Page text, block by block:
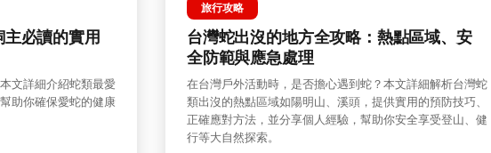
必讀的實用
文詳細介紹蛇類最愛
助你確保愛蛇的健康
旅行攻略
台灣蛇出沒的地方全攻略：熱點區域、安
全防範與應急處理
在台灣戶外活動時，是否擔心遇到蛇？本文詳細解析台灣蛇
類出沒的熱點區域如陽明山、溪頭，提供實用的預防技巧、
正確應對方法，並分享個人經驗，幫助你安全享受登山、健
行等大自然探索。